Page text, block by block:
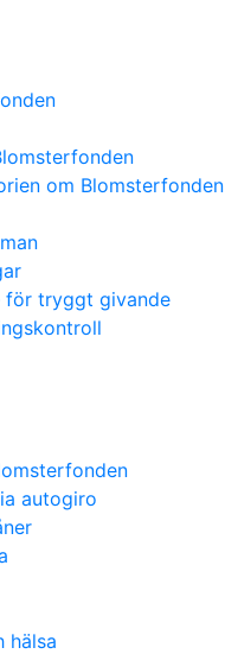
om Blomsterfonden
för tryggt givande
autogiro
hälsa